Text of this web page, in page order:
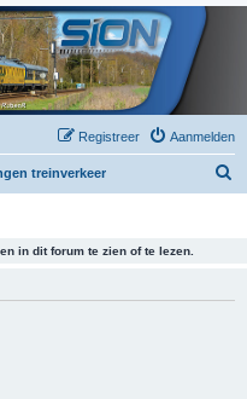
Aanmelden
Registreer
treinverkeer
in dit forum te zien of te lezen.